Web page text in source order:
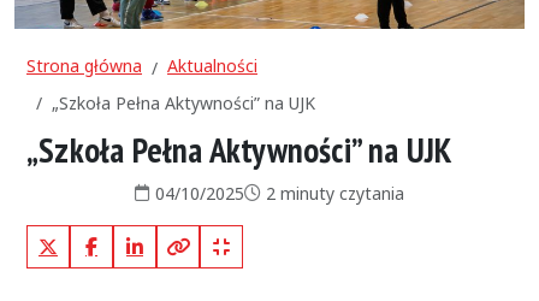
Strona główna
Aktualności
„Szkoła Pełna Aktywności” na UJK
„Szkoła Pełna Aktywności” na UJK
Data publikacji:
04/10/2025Czas czytania:
2 minuty czytania
X (Twitter)FacebookLinkedInKopiuj pełny link
Kopiuj krótki link